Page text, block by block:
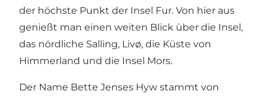
der höchste Punkt der Insel Fur. Von hier aus
genießt man einen weiten Blick über die Insel,
das nördliche Salling, Livø, die Küste von
Himmerland und die Insel Mors.
Der Name Bette Jenses Hyw stammt von